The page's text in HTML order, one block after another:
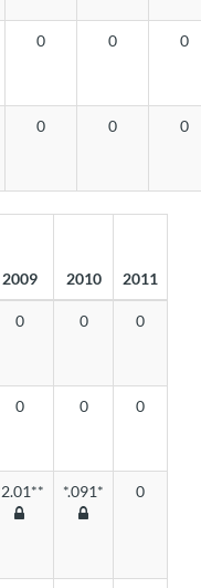
0 0 0
0 0 0
2009 2010 2011
0 0 0
0 0 0
*.091* 0